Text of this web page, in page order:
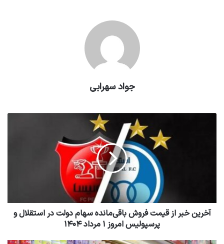
جواد سهرابی
آخرین خبر از قیمت فروش باقی‌مانده سهام دولت در استقلال و
پرسپولیس امروز ۱ مرداد ۱۴۰۴